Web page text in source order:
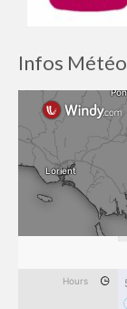
Infos Météo